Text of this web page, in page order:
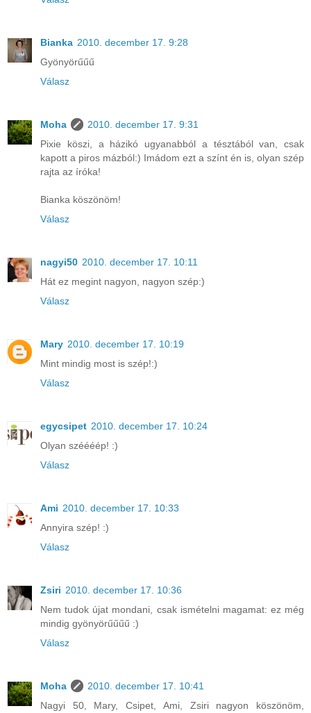
Bianka 2010. december 17. 9:28
Gyönyörűűű
Válasz
Moha
2010. december 17. 9:31
Pixie köszi, a házikó ugyanabból a tésztából van, csak
kapott a piros mázból:) Imádom ezt a színt én is, olyan szép
rajta az íróka!
Bianka köszönöm!
Válasz
nagyi50 2010. december 17. 10:11
Hát ez megint nagyon, nagyon szép:)
Válasz
Mary 2010. december 17. 10:19
Mint mindig most is szép!:)
Válasz
egycsipet 2010. december 17. 10:24
Olyan széééép! :)
Válasz
Ami 2010. december 17. 10:33
Annyira szép! :)
Válasz
Zsiri 2010. december 17. 10:36
Nem tudok újat mondani, csak ismételni magamat: ez még
mindig gyönyörűűűű :)
Válasz
Moha
2010. december 17. 10:41
Nagyi 50, Mary, Csipet, Ami, Zsiri nagyon köszönöm,